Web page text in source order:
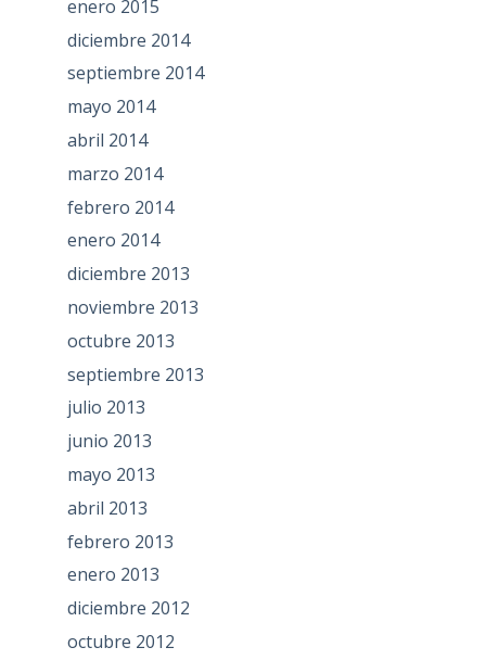
enero 2015
diciembre 2014
septiembre 2014
mayo 2014
abril 2014
marzo 2014
febrero 2014
enero 2014
diciembre 2013
noviembre 2013
octubre 2013
septiembre 2013
julio 2013
junio 2013
mayo 2013
abril 2013
febrero 2013
enero 2013
diciembre 2012
octubre 2012